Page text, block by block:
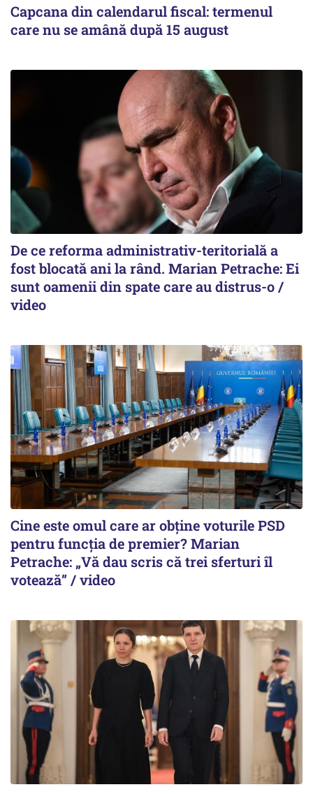
Capcana din calendarul fiscal: termenul
care nu se amână după 15 august
De ce reforma administrativ-teritorială a
fost blocată ani la rând. Marian Petrache: Ei
sunt oamenii din spate care au distrus-o /
video
Cine este omul care ar obține voturile PSD
pentru funcția de premier? Marian
Petrache: „Vă dau scris că trei sferturi îl
votează” / video